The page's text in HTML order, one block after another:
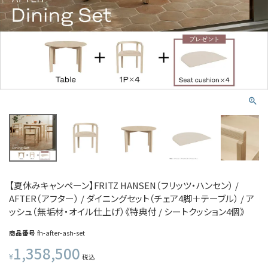
【夏休みキャンペーン】FRITZ HANSEN（フリッツ・ハンセン） /
AFTER（アフター） / ダイニングセット（チェア4脚＋テーブル） / ア
ッシュ（無垢材・オイル仕上げ）《特典付 / シートクッション4個》
商品番号 fh-after-ash-set
¥1,358,500 税込